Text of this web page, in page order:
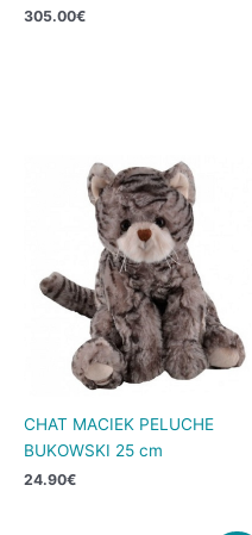
305.00€
CHAT MACIEK PELUCHE
BUKOWSKI 25 cm
24.90€